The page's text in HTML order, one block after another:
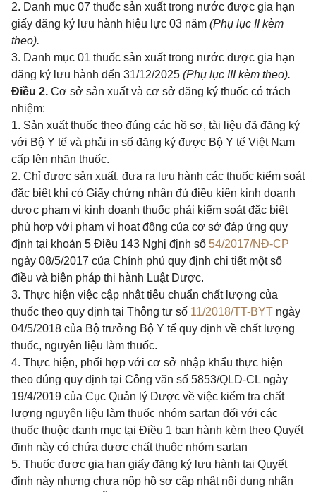
2. Danh mục 07 thuốc sản xuất trong nước được gia hạn
giấy đăng ký lưu hành hiệu lực 03 năm (Phụ lục II kèm
theo).
3. Danh mục 01 thuốc sản xuất trong nước được gia hạn
đăng ký lưu hành đến 31/12/2025 (Phụ lục III kèm theo).
Điều 2. Cơ sở sản xuất và cơ sở đăng ký thuốc có trách
nhiệm:
1. Sản xuất thuốc theo đúng các hồ sơ, tài liệu đã đăng ký
với Bộ Y tế và phải in số đăng ký được Bộ Y tế Việt Nam
cấp lên nhãn thuốc.
2. Chỉ được sản xuất, đưa ra lưu hành các thuốc kiểm soát
đặc biệt khi có Giấy chứng nhận đủ điều kiện kinh doanh
dược phạm vi kinh doanh thuốc phải kiểm soát đặc biệt
phù hợp với phạm vi hoạt động của cơ sở đáp ứng quy
định tại khoản 5 Điều 143 Nghị định số 54/2017/NĐ-CP
ngày 08/5/2017 của Chính phủ quy định chi tiết một số
điều và biện pháp thi hành Luật Dược.
3. Thực hiện việc cập nhật tiêu chuẩn chất lượng của
thuốc theo quy định tại Thông tư số 11/2018/TT-BYT ngày
04/5/2018 của Bộ trưởng Bộ Y tế quy định về chất lượng
thuốc, nguyên liệu làm thuốc.
4. Thực hiện, phối hợp với cơ sở nhập khẩu thực hiện
theo đúng quy định tại Công văn số 5853/QLD-CL ngày
19/4/2019 của Cục Quản lý Dược về việc kiểm tra chất
lượng nguyên liệu làm thuốc nhóm sartan đối với các
thuốc thuộc danh mục tại Điều 1 ban hành kèm theo Quyết
định này có chứa dược chất thuộc nhóm sartan
5. Thuốc được gia hạn giấy đăng ký lưu hành tại Quyết
định này nhưng chưa nộp hồ sơ cập nhật nội dung nhãn